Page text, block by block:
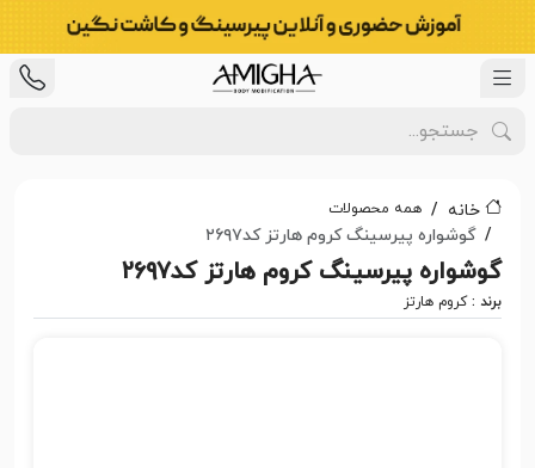
خانه همه محصولات
گوشواره پیرسینگ کروم هارتز کد۲۶۹۷
گوشواره پیرسینگ کروم هارتز کد۲۶۹۷
برند :کروم هارتز